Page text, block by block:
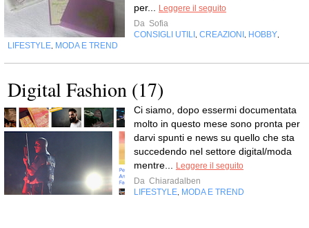
per...
Leggere il seguito
Da Sofia
CONSIGLI UTILI
CREAZIONI HOBBY
LIFESTYLE MODA E TREND
Digital Fashion (17)
Ci siamo, dopo essermi documentata
molto in questo mese sono pronta per
darvi spunti e news su quello che sta
succedendo nel settore digital/moda
mentre...
Leggere il seguito
Da Chiaradalben
LIFESTYLE MODA E TREND